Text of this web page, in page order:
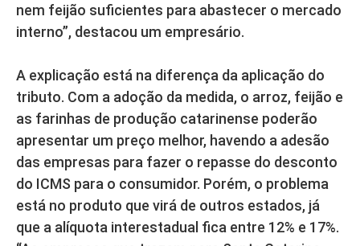
nem feijão suficientes para abastecer o mercado
interno”, destacou um empresário.
A explicação está na diferença da aplicação do
tributo. Com a adoção da medida, o arroz, feijão e
as farinhas de produção catarinense poderão
apresentar um preço melhor, havendo a adesão
das empresas para fazer o repasse do desconto
do ICMS para o consumidor. Porém, o problema
está no produto que virá de outros estados, já
que a alíquota interestadual fica entre 12% e 17%.